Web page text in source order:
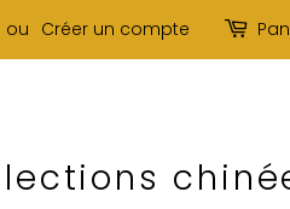
ou Créer un compte